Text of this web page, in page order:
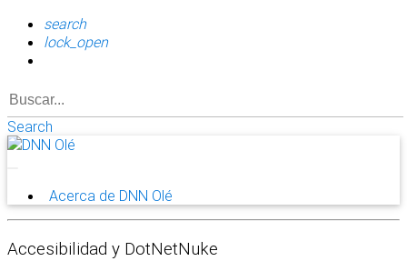
search
lock_open
Search
Acerca de DNN Olé
Accesibilidad y DotNetNuke